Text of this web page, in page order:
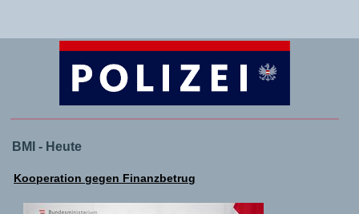
BMI - Heute
Kooperation gegen Finanzbetrug